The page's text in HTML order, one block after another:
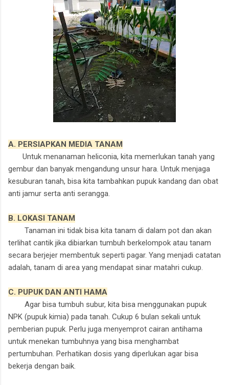
A. PERSIAPKAN MEDIA TANAM
Untuk menanaman heliconia, kita memerlukan tanah yang
gembur dan banyak mengandung unsur hara. Untuk menjaga
kesuburan tanah, bisa kita tambahkan pupuk kandang dan obat
anti jamur serta anti serangga.
B. LOKASI TANAM
Tanaman ini tidak bisa kita tanam di dalam pot dan akan
terlihat cantik jika dibiarkan tumbuh berkelompok atau tanam
secara berjejer membentuk seperti pagar. Yang menjadi catatan
adalah, tanam di area yang mendapat sinar matahri cukup.
C. PUPUK DAN ANTI HAMA
Agar bisa tumbuh subur, kita bisa menggunakan pupuk
NPK (pupuk kimia) pada tanah. Cukup 6 bulan sekali untuk
pemberian pupuk. Perlu juga menyemprot cairan antihama
untuk menekan tumbuhnya yang bisa menghambat
pertumbuhan. Perhatikan dosis yang diperlukan agar bisa
bekerja dengan baik.